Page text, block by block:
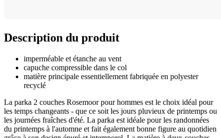
Description du produit
imperméable et étanche au vent
capuche compressible dans le col
matière principale essentiellement fabriquée en polyester
recyclé
La parka 2 couches Rosemoor pour hommes est le choix idéal pour
les temps changeants - que ce soit les jours pluvieux de printemps ou
les journées fraîches d'été. La parka est idéale pour les randonnées
du printemps à l'automne et fait également bonne figure au quotidien